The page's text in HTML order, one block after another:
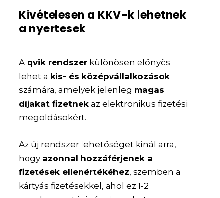
Kivételesen a KKV-k lehetnek
a nyertesek
A qvik rendszer különösen előnyös
lehet a kis- és középvállalkozások
számára, amelyek jelenleg magas
díjakat fizetnek az elektronikus fizetési
megoldásokért.
Az új rendszer lehetőséget kínál arra,
hogy azonnal hozzáférjenek a
fizetések ellenértékéhez, szemben a
kártyás fizetésekkel, ahol ez 1-2